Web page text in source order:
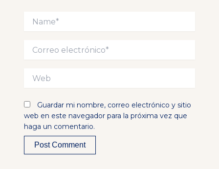
electrónico*
Guardar mi nombre, correo electrónico y sitio
web en este navegador para la próxima vez que
haga un comentario.